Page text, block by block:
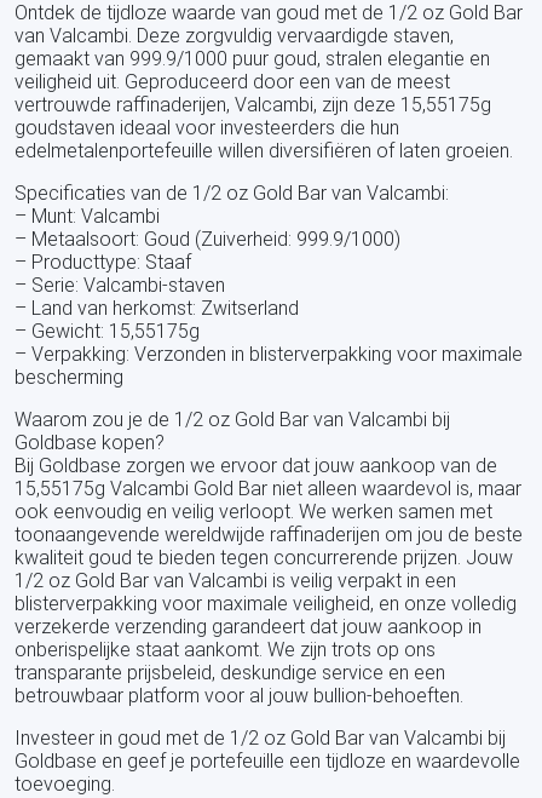
Ontdek de tijdloze waarde van goud met de 1/2 oz Gold Bar
van Valcambi. Deze zorgvuldig vervaardigde staven,
gemaakt van 999.9/1000 puur goud, stralen elegantie en
veiligheid uit. Geproduceerd door een van de meest
vertrouwde raffinaderijen, Valcambi, zijn deze 15,55175g
goudstaven ideaal voor investeerders die hun
edelmetalenportefeuille willen diversifiëren of laten groeien.
Specificaties van de 1/2 oz Gold Bar van Valcambi:
– Munt: Valcambi
– Metaalsoort: Goud (Zuiverheid: 999.9/1000)
– Producttype: Staaf
– Serie: Valcambi-staven
– Land van herkomst: Zwitserland
– Gewicht: 15,55175g
– Verpakking: Verzonden in blisterverpakking voor maximale
bescherming
Waarom zou je de 1/2 oz Gold Bar van Valcambi bij
Goldbase kopen?
Bij Goldbase zorgen we ervoor dat jouw aankoop van de
15,55175g Valcambi Gold Bar niet alleen waardevol is, maar
ook eenvoudig en veilig verloopt. We werken samen met
toonaangevende wereldwijde raffinaderijen om jou de beste
kwaliteit goud te bieden tegen concurrerende prijzen. Jouw
1/2 oz Gold Bar van Valcambi is veilig verpakt in een
blisterverpakking voor maximale veiligheid, en onze volledig
verzekerde verzending garandeert dat jouw aankoop in
onberispelijke staat aankomt. We zijn trots op ons
transparante prijsbeleid, deskundige service en een
betrouwbaar platform voor al jouw bullion-behoeften.
Investeer in goud met de 1/2 oz Gold Bar van Valcambi bij
Goldbase en geef je portefeuille een tijdloze en waardevolle
toevoeging.